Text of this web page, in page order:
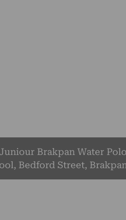
Brakpan Water
Bedford Street,